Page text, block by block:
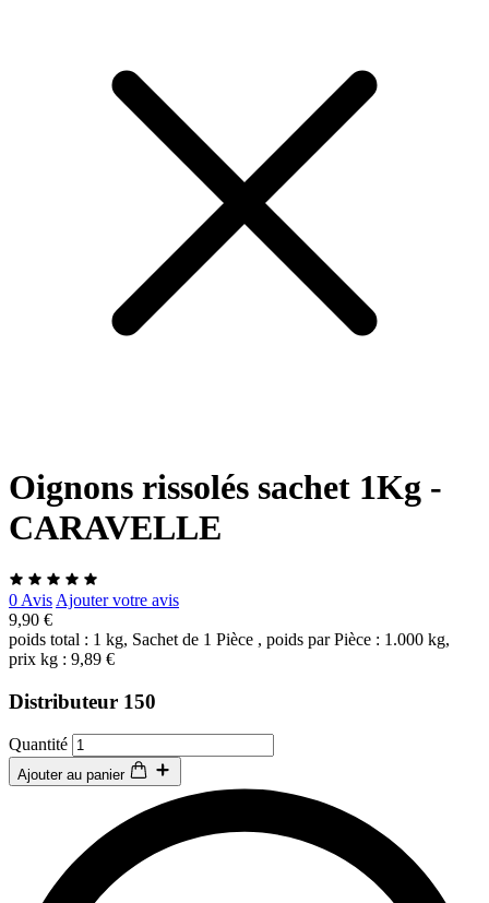
Oignons rissolés sachet 1Kg -
CARAVELLE
0 Avis Ajouter votre avis
9,90 €
poids total : 1 kg, Sachet de 1 Pièce , poids par Pièce : 1.000 kg,
prix kg : 9,89 €
Distributeur 150
Quantité
Ajouter au panier